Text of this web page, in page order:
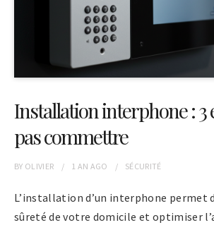
Installation interphone : 3
pas commettre
BY OLIVIER 1 AN AGO SÉCURITÉ
L’installation d’un interphone permet
sûreté de votre domicile et optimiser